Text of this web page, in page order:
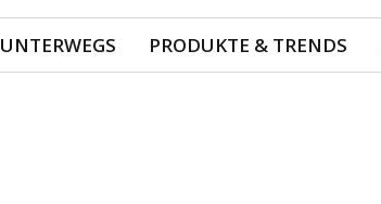
UNTERWEGS PRODUKTE & TRENDS